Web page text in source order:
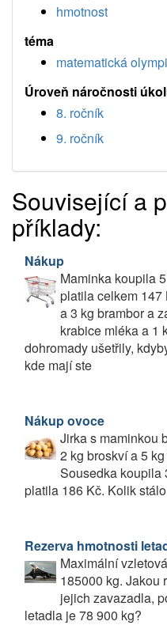
hmotnost
téma
matematická
Úroveň náročnosti
8. ročník
9. ročník
Související a
příklady:
Nákup
Maminka koupila
platila celkem 147
a 3 kg brambor a
krabice mléka a 1
dohromady ušetřily,
kde mají ste
Nákup ovoce
Jirka s maminkou
2 kg broskví a 5
Sousedka koupila
platila 186 Kč. Kolik
Rezerva hmotnosti
Maximální
185000 kg. Jakou
jejich zavazadla,
letadla je 78 900 kg?